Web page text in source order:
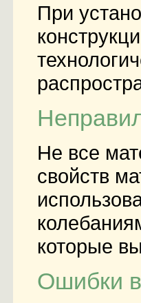
При
Не все
свойств
которые
Ошибки